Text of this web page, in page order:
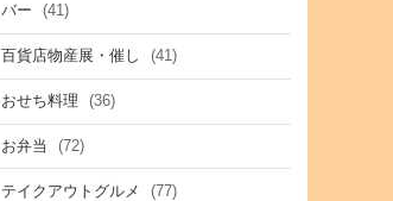
バー (41)
百貨店物産展・催し (41)
おせち料理 (36)
お弁当 (72)
テイクアウトグルメ (77)